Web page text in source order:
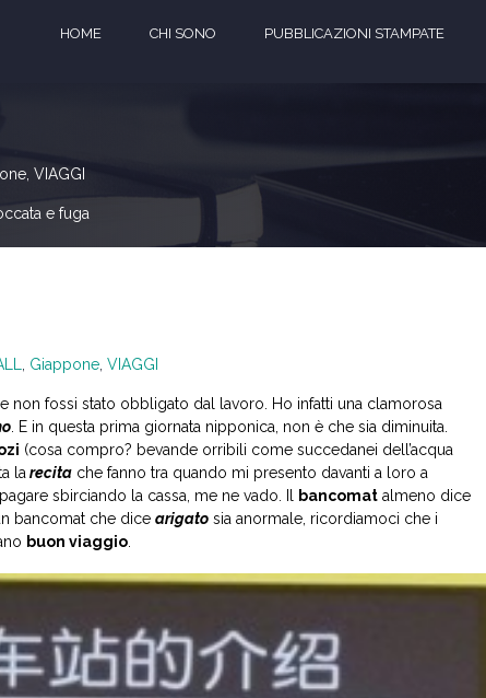
HOME CHI SONO PUBBLICAZIONI STAMPATE
VIAGGI
e fuga
Giappone VIAGGI
non fossi stato obbligato dal lavoro. Ho infatti una clamorosa
. E in questa prima giornata nipponica, non è che sia diminuita.
(cosa compro? bevande orribili come succedanei dell’acqua
la recita che fanno tra quando mi presento davanti a loro a
sbirciando la cassa, me ne vado. Il
bancomat almeno dice
bancomat che dice arigato sia anormale, ricordiamoci che i
buon viaggio